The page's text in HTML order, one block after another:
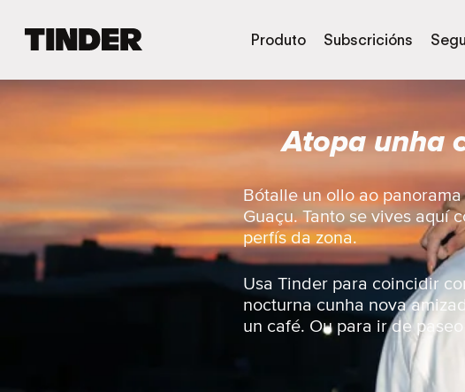
d
m
Produto Subscricións
Atopa unha
Bótalle un ollo ao
Guaçu. Tanto se vives aquí
perfís da zona.
Usa Tinder para coincidir
nocturna cunha nova
un café. Ou para ir de